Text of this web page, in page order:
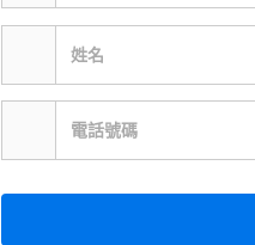
姓名
電話號碼